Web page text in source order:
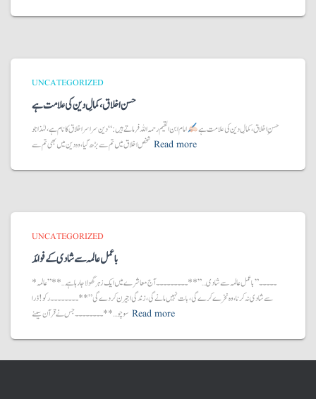
UNCATEGORIZED
حسن اخلاق،کمالِ دین کی علامت ہے
حسنِ اخلاق، کمالِ دین کی علامت ہے
امام ابن القیم رحمہ اللہ فرماتے ہیں:“دین سراسر اخلاق کا نام ہے، لہٰذا جو
شخص اخلاق میں تم سے بڑھ گیا، وہ دین میں بھی تم سے Read more
UNCATEGORIZED
با عمل عالمہ سے شادی کے فوائد
*۔۔۔۔۔”با عمل عالمہ سے شادی…”**۔۔۔۔۔۔۔۔۔آج معاشرے میں ایک زہر گھولا جا رہا ہے…**”عالمہ
سے شادی نہ کرنا، وہ نخرے کرے گی، بات نہیں مانے گی، زندگی اجیرن کر دے گی”**۔۔۔۔۔۔۔۔رکو! ذرا
سوچو…**۔۔۔۔۔۔۔۔جس نے قرآن سینے Read more